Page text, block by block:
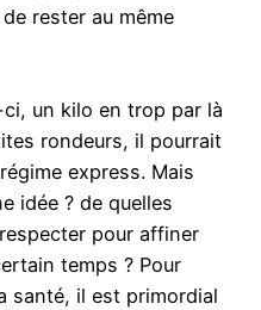
rester au même
un kilo en trop par là
rondeurs, il pourrait
express. Mais
idée ? de quelles
pour affiner
temps ? Pour
santé, il est primordial